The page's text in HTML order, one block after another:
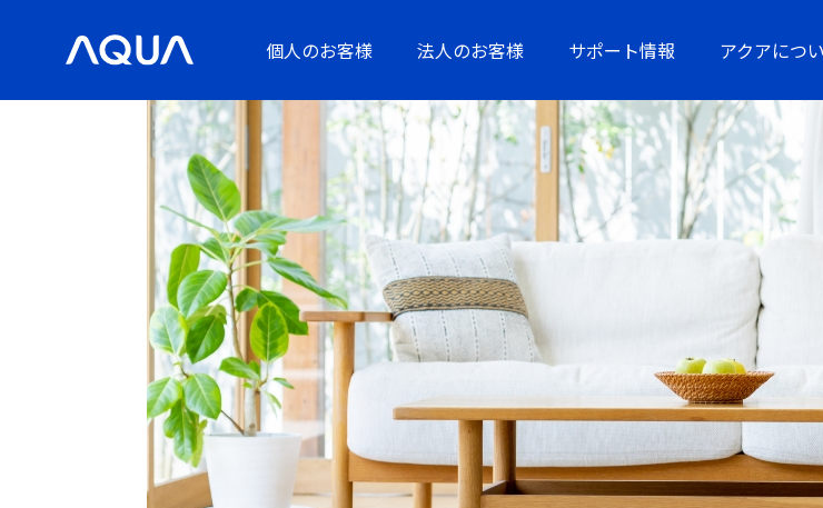
個人のお客様 法人のお客様 サポート情報 アクアにつ